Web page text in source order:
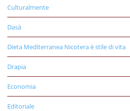
Culturalmente
Dasà
Dieta Mediterranea Nicotera è stile di vita
Drapia
Economia
Editoriale